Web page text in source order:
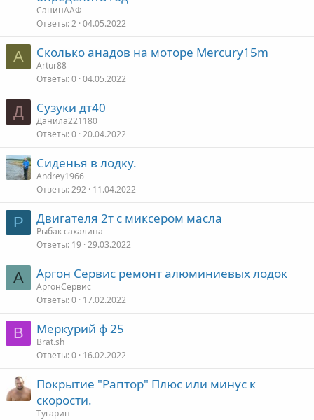
СанинААФ
Ответы 2 04.05.2022
A Сколько анадов на моторе Mercury15m
Artur88
Ответы 0 04.05.2022
Д Сузуки дт40
Данила221180
Ответы 0 20.04.2022
Сиденья в лодку.
Andrey1966
Ответы 292 11.04.2022
Р Двигателя 2т с миксером масла
Рыбак сахалина
Ответы 19 29.03.2022
А Аргон Сервис ремонт алюминиевых лодок
АргонСервис
Ответы 0 17.02.2022
B Меркурий ф 25
Brat.sh
Ответы 0 16.02.2022
Покрытие "Раптор" Плюс или минус к
скорости.
Тугарин